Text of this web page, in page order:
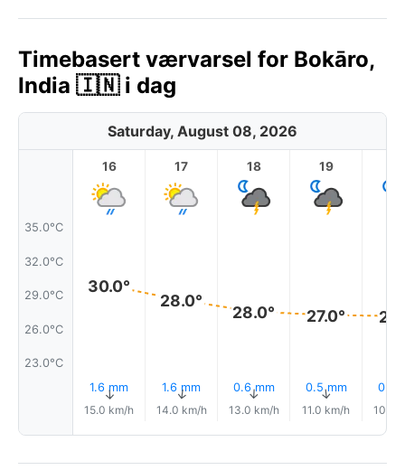
Timebasert værvarsel for Bokāro,
India 🇮🇳 i dag
Saturday, August 08, 2026
35.0°C
32.0°C
29.0°C
26.0°C
23.0°C
16
30.0°
1.6 mm
↑
15.0 km/h
17
28.0°
1.6 mm
↑
14.0 km/h
18
28.0°
0.6 mm
↑
13.0 km/h
19
27.0°
0.5 mm
↑
11.0 km/h
0.2
10.0